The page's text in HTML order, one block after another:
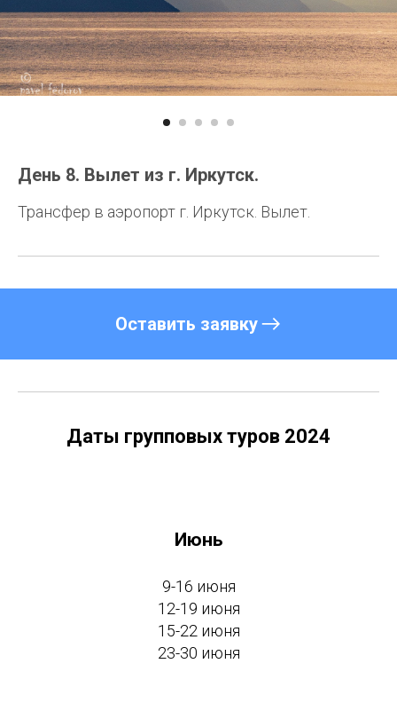
День 8. Вылет из г. Иркутск.
Трансфер в аэропорт г. Иркутск. Вылет.
Оставить заявку
Даты групповых туров 2024
Июнь
9-16 июня
12-19 июня
15-22 июня
23-30 июня